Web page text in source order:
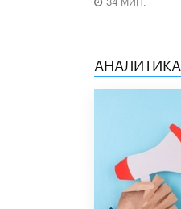
АНАЛИТИКА